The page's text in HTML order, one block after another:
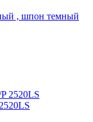
, шпон темный